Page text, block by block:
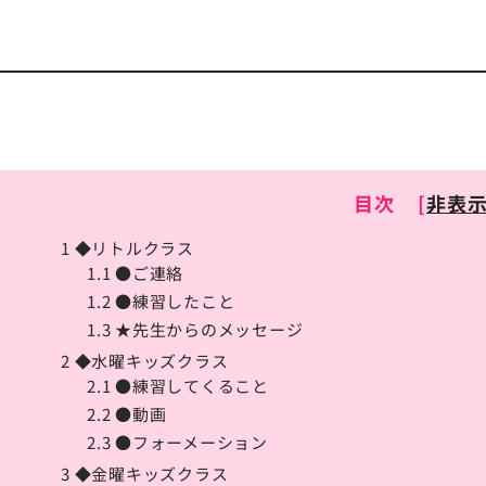
目次 [非表
1 ◆リトルクラス
1.1 ●ご連絡
1.2 ●練習したこと
1.3 ★先生からのメッセージ
2 ◆水曜キッズクラス
2.1 ●練習してくること
2.2 ●動画
2.3●フォーメーション
3 ◆金曜キッズクラス